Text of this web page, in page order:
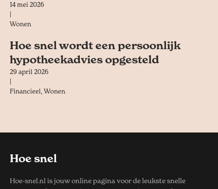
14 mei 2026
Wonen
Hoe snel wordt een persoonlijk
hypotheekadvies opgesteld
29 april 2026
Financieel,Wonen
Hoe snel
Hoe-snel.nl is jouw online pagina voor de leukste snelle